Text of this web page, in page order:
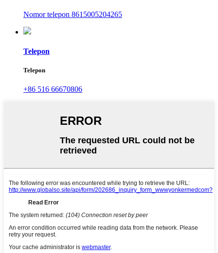
Nomor telepon 8615005204265
Telepon
Telepon
+86 516 66670806